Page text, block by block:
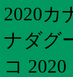
2020カ
ナダグ
コ